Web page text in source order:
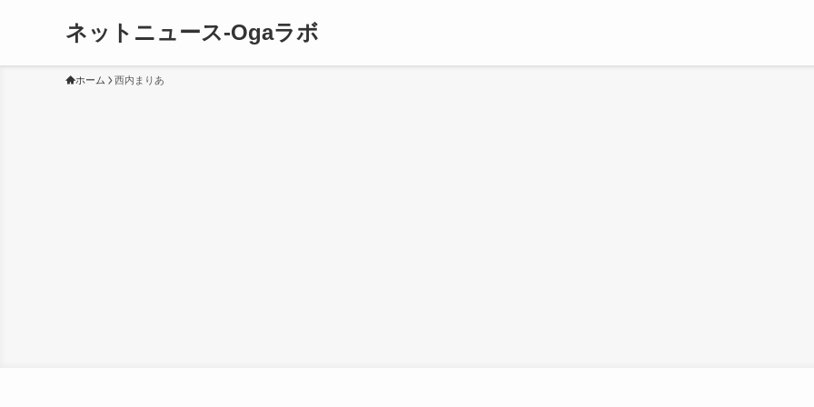
ネットニュース-Ogaラボ
ホーム 西内まりあ